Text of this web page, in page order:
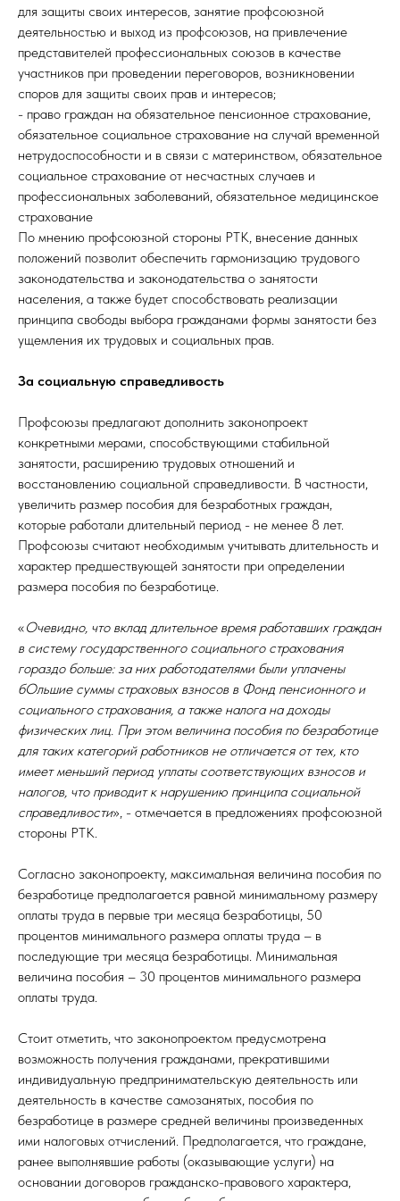
для защиты своих интересов, занятие профсоюзной
деятельностью и выход из профсоюзов, на привлечение
представителей профессиональных союзов в качестве
участников при проведении переговоров, возникновении
споров для защиты своих прав и интересов;
- право граждан на обязательное пенсионное страхование,
обязательное социальное страхование на случай временной
нетрудоспособности и в связи с материнством, обязательное
социальное страхование от несчастных случаев и
профессиональных заболеваний, обязательное медицинское
страхование
По мнению профсоюзной стороны РТК, внесение данных
положений позволит обеспечить гармонизацию трудового
законодательства и законодательства о занятости
населения, а также будет способствовать реализации
принципа свободы выбора гражданами формы занятости без
ущемления их трудовых и социальных прав.
За социальную справедливость
Профсоюзы предлагают дополнить законопроект
конкретными мерами, способствующими стабильной
занятости, расширению трудовых отношений и
восстановлению социальной справедливости. В частности,
увеличить размер пособия для безработных граждан,
которые работали длительный период - не менее 8 лет.
Профсоюзы считают необходимым учитывать длительность и
характер предшествующей занятости при определении
размера пособия по безработице.
«Очевидно, что вклад длительное время работавших граждан
в систему государственного социального страхования
гораздо больше: за них работодателями были уплачены
бОльшие суммы страховых взносов в Фонд пенсионного и
социального страхования, а также налога на доходы
физических лиц. При этом величина пособия по безработице
для таких категорий работников не отличается от тех, кто
имеет меньший период уплаты соответствующих взносов и
налогов, что приводит к нарушению принципа социальной
справедливости», - отмечается в предложениях профсоюзной
стороны РТК.
Согласно законопроекту, максимальная величина пособия по
безработице предполагается равной минимальному размеру
оплаты труда в первые три месяца безработицы, 50
процентов минимального размера оплаты труда – в
последующие три месяца безработицы. Минимальная
величина пособия – 30 процентов минимального размера
оплаты труда.
Стоит отметить, что законопроектом предусмотрена
возможность получения гражданами, прекратившими
индивидуальную предпринимательскую деятельность или
деятельность в качестве самозанятых, пособия по
безработице в размере средней величины произведенных
ими налоговых отчислений. Предполагается, что граждане,
ранее выполнявшие работы (оказывающие услуги) на
основании договоров гражданско-правового характера,